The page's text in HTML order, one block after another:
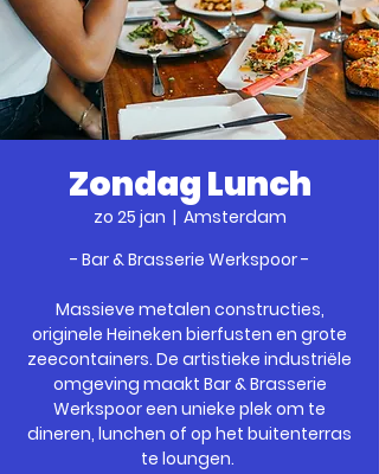
Zondag Lunch
zo 25 jan
  |
Amsterdam
- Bar & Brasserie Werkspoor -
Massieve metalen constructies,
originele Heineken bierfusten en grote
zeecontainers. De artistieke industriële
omgeving maakt Bar & Brasserie
Werkspoor een unieke plek om te
dineren, lunchen of op het buitenterras
te loungen.